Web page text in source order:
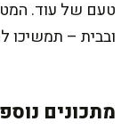
טעם של עוד.
ובבית – תמשיכו
מתכונים